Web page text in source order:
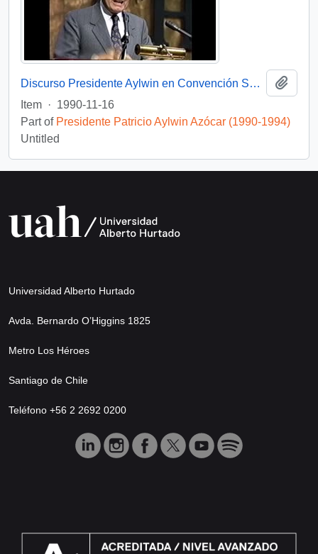
Discurso Presidente Aylwin en Convención Santiago: Video
Item · 1990-11-16
Part of Presidente Patricio Aylwin Azócar (1990-1994)
Untitled
Universidad Alberto Hurtado
Avda. Bernardo O’Higgins 1825
Metro Los Héroes
Santiago de Chile
Teléfono +56 2 2692 0200